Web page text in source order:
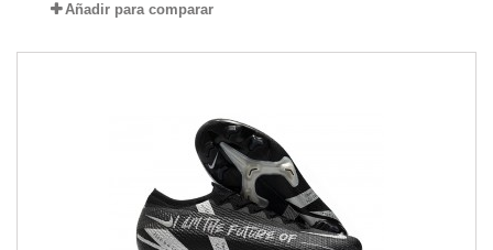
Añadir para comparar